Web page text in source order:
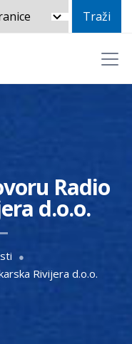
Radio
d.o.o.
Rivijera d.o.o.